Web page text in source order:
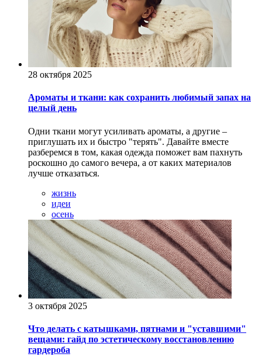
28 октября 2025
Ароматы и ткани: как сохранить любимый запах на
целый день
Одни ткани могут усиливать ароматы, а другие –
приглушать их и быстро "терять". Давайте вместе
разберемся в том, какая одежда поможет вам пахнуть
роскошно до самого вечера, а от каких материалов
лучше отказаться.
жизнь
идеи
осень
3 октября 2025
Что делать с катышками, пятнами и "уставшими"
вещами: гайд по эстетическому восстановлению
гардероба